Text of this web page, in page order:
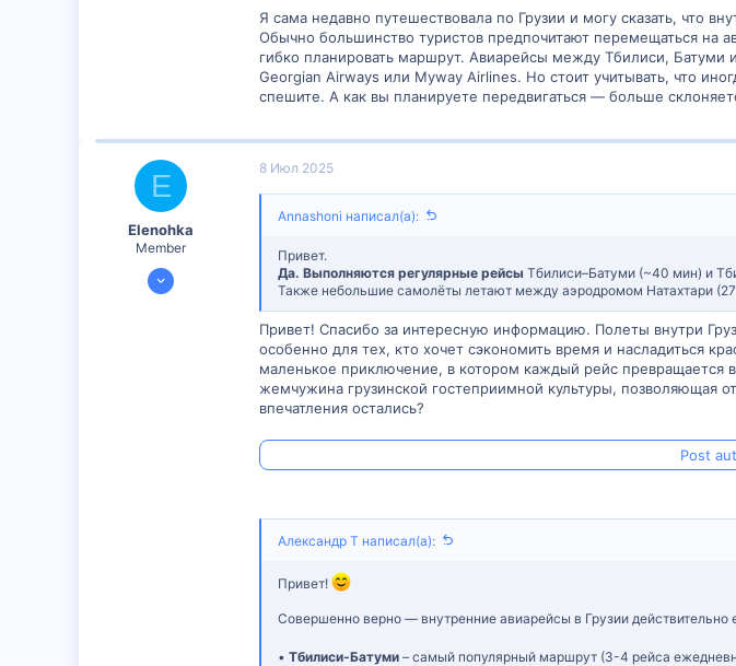
Я сама недавно путешествовала по Грузии и могу сказать, что
Обычно большинство туристов предпочитают перемещаться на
гибко планировать маршрут. Авиарейсы между Тбилиси, Батуми
Georgian Airways или Myway Airlines. Но стоит учитывать, что
спешите. А как вы планируете передвигаться — больше
E
Elenohka
Member
7 Июл 2025
8 Июл 2025
Annashoni написал(а):
Привет.
Да. Выполняются регулярные рейсы Тбилиси–Батуми (~40 мин) и
Также небольшие самолёты летают между аэродромом Натахтари
Привет! Спасибо за интересную информацию. Полеты внутри
особенно для тех, кто хочет сэкономить время и насладиться
маленькое приключение, в котором каждый рейс
жемчужина грузинской гостеприимной культуры, позволяющая
впечатления остались?
Post
Александр Т написал(а):
Привет!
Совершенно верно — внутренние авиарейсы в Грузии действительно
• Тбилиси-Батуми – самый популярный маршрут (3-4 рейса